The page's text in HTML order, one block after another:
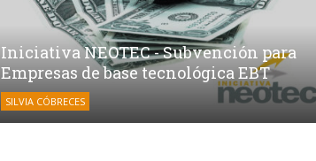
Iniciativa NEOTEC - Subvención para
Empresas de base tecnológica EBT
SILVIA CÓBRECES